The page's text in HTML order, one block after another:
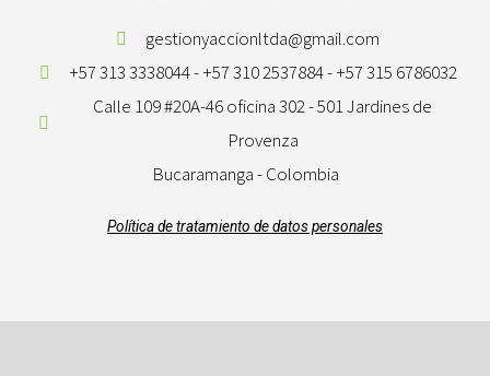
gestionyaccionltda@gmail.com
+57 313 3338044 - +57 310 2537884 - +57 315 6786032
Calle 109 #20A-46 oficina 302 - 501 Jardines de
Provenza
Bucaramanga - Colombia
Política de tratamiento de datos personales